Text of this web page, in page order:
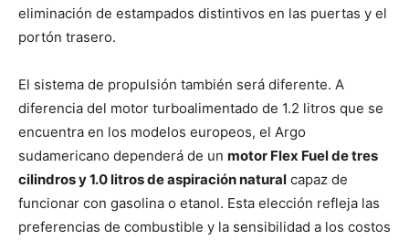
eliminación de estampados distintivos en las puertas y el
portón trasero.
El sistema de propulsión también será diferente. A
diferencia del motor turboalimentado de 1.2 litros que se
encuentra en los modelos europeos, el Argo
sudamericano dependerá de un motor Flex Fuel de tres
cilindros y 1.0 litros de aspiración natural capaz de
funcionar con gasolina o etanol. Esta elección refleja las
preferencias de combustible y la sensibilidad a los costos